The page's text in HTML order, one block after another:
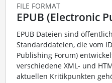
FILE FORMAT
EPUB (Electronic
EPUB Dateien sind
Standarddateien, die vom
Publishing Forum)
verschiedene XML- und
aktuellen Kritikpunkten